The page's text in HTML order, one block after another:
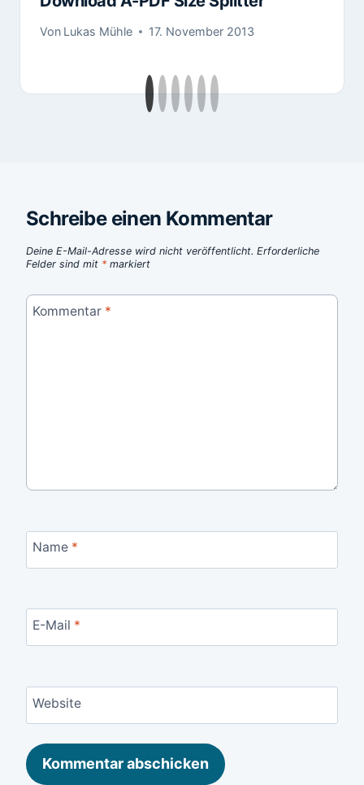
Von Lukas Mühle 17. November 2013
Schreibe einen Kommentar
Deine E-Mail-Adresse wird nicht veröffentlicht. Erforderliche
Felder sind mit * markiert
Kommentar *
Name *
E-Mail *
Website